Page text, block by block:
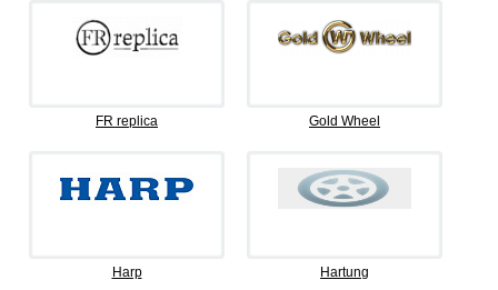
FR replica Gold Wheel
Harp Hartung